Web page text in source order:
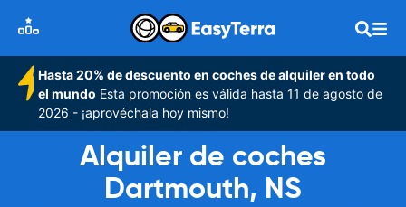
Hasta 20% de descuento en coches de alquiler en todo
el mundo Esta promoción es válida hasta 11 de agosto de
2026 - ¡aprovéchala hoy mismo!
Alquiler de coches
Dartmouth, NS